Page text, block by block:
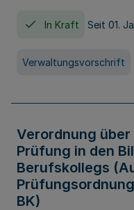
In Kraft Seit 01.
Verwaltungsvorschrift
Verordnung
Prüfung in den
Berufskollegs
BK)